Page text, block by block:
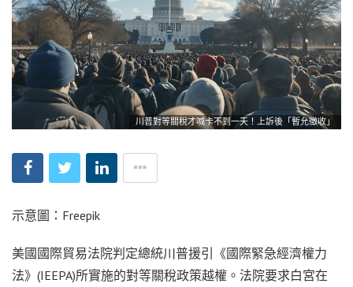
川普對等關稅才喊卡不到一天！上訴後「暫允徵收」
示意圖：Freepik
美國國際貿易法院判定總統川普援引《國際緊急經濟權力
法》(IEEPA)所實施的對等關稅政策越權。法院要求白宮在